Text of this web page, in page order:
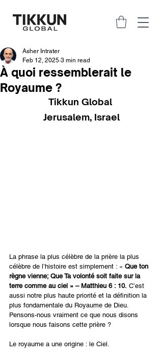
À quoi ressemblerait le
Royaume ?
Asher Intrater
Feb 12, 2025 3 min read
Tikkun Global
Jerusalem, Israel
La phrase la plus célèbre de la prière la plus
célèbre de l’histoire est simplement : « Que ton
règne vienne; Que Ta volonté soit faite sur la
terre comme au ciel » – Matthieu 6 : 10. C’est
aussi notre plus haute priorité et la définition la
plus fondamentale du Royaume de Dieu.
Pensons-nous vraiment ce que nous disons
lorsque nous faisons cette prière ?
Le royaume a une origine : le Ciel.